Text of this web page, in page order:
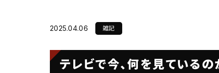
SDGsの取り組み
2025.04.06 雑記
テレビで今、何を見ているの